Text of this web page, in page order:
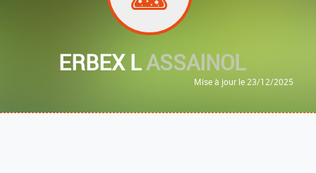
ERBEX LASSAINOL
Mise à jour le 23/12/2025